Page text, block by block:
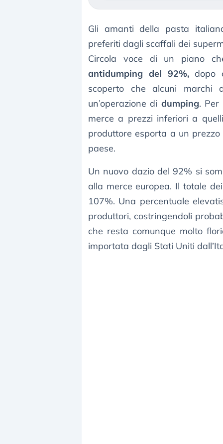
Gli amanti della pasta
preferiti dagli scaffali dei
Circola voce di un piano
antidumping del 92%,dopo
scoperto che alcuni marchi
un’operazione di dumping. Per
merce a prezzi inferiori a
produttore esporta a un
paese.
Un nuovo dazio del 92% si
alla merce europea. Il totale
107%. Una percentuale
produttori, costringendoli
che resta comunque molto
importata dagli Stati Uniti